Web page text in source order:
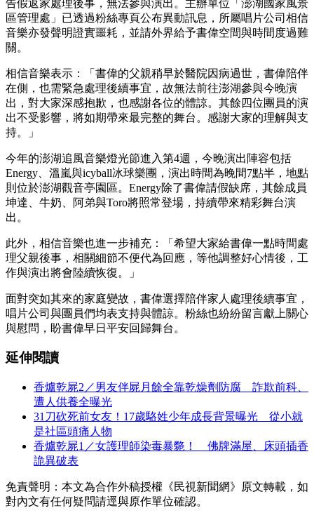
告假返家處理後事，無法參與演出。主辦單位「澎湖國家風景
區管理處」已透過粉絲專頁公布異動訊息，所屬唱片公司相信
音樂亦發聲明證實噩耗，並請外界給予書偉空間與時間度過難
關。
相信音樂表示：「書偉的父親稍早於醫院因病過世，書偉陪伴
在側，也需緊急處理後續事宜，故無法前往澎湖參與今晚演
出，對大家深感抱歉，也感謝各位的體諒。其餘四位團員的演
出不受影響，將如期帶來最完整的舞台。感謝大家的理解與支
持。」
今年的澎湖追風音樂燈光節進入第4週，今晚演出陣容包括
Energy、溫嵐與icyball冰球樂團，演出時間為晚間7點半，地點
則位於澎湖觀音亭園區。Energy除了書偉請假缺席，其餘成員
坤達、牛奶、阿弟與Toro將照常登場，持續帶來精彩舞台演
出。
此外，相信音樂也進一步補充：「希望大家給書偉一點時間處
理父親後事，相關細節不便代為回應，等他調整好心情後，工
作與演出將會陸續恢復。」
面對突如其來的家庭變故，書偉選擇陪伴家人處理後續事宜，
唱片公司與團員們均表支持與體諒。粉絲也紛紛留言獻上關心
與慰問，盼書偉早日平安回歸舞台。
延伸閱讀
香爐乾屍2／男友伴屍月餘全靠乾燥劑防腐 詐欺前科、
遭人供養全曝光
31刀砍死前女友！17歲駱姓少年成長背景曝光 從小就
是社區頭痛人物
香爐乾屍1／女護理師染毒暴斃！ 佛牌滿屋、床頭插香
詭異破表
免責聲明：本文為合作外稿授權《民視新聞網》原文轉載，如
對內文有任何疑問請逕與原作單位確認。